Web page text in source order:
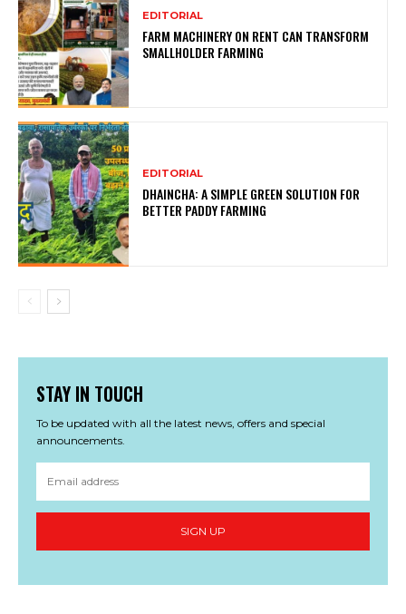
EDITORIAL
FARM MACHINERY ON RENT CAN TRANSFORM
SMALLHOLDER FARMING
EDITORIAL
DHAINCHA: A SIMPLE GREEN SOLUTION FOR
BETTER PADDY FARMING
STAY IN TOUCH
To be updated with all the latest news, offers and special
announcements.
SIGN UP